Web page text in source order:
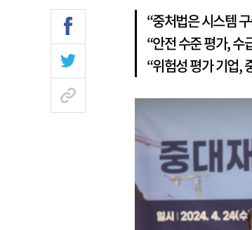
“중처법은 시스템
“안전 수준 평가, 수
“위험성 평가 기업,